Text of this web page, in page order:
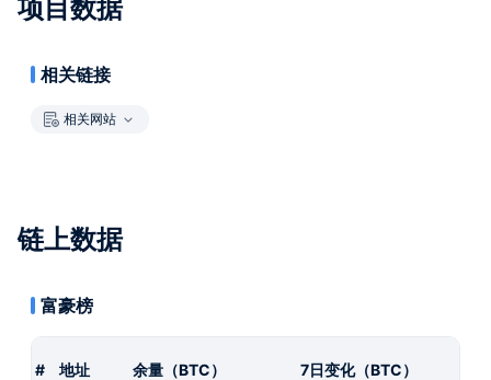
项目数据
相关链接
相关网站
链上数据
富豪榜
# 地址 余量（BTC） 7日变化（BTC）